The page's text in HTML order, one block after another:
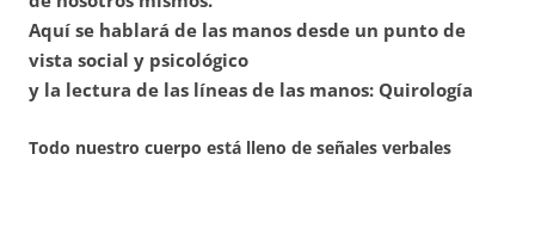
Aquí se hablará de las manos desde un punto de
vista social y psicológico
y la lectura de las líneas de las manos: Quirología
Todo nuestro cuerpo está lleno de señales verbales